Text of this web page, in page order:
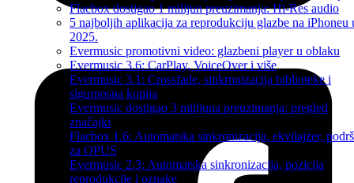
Flacbox dostigao 1 milijun preuzimanja: Hi-Res audio
5 najboljih aplikacija za reprodukciju glazbe na iPhoneu
2025.
Evermusic promotivni video: glazbeni player u oblaku
Evermusic 3.6: CarPlay, VoiceOver i više
Evermusic 3.1: Crossfade, sinkronizacija biblioteke i
sigurnosna kopija
Evermusic dostigao 3 milijuna preuzimanja: pregled
značajki
Flacbox 1.6: Automatska sinkronizacija, ekvilajzer,
za OPUS
Evermusic 2.3: Automatska sinkronizacija, pozicija
reprodukcije i oznake